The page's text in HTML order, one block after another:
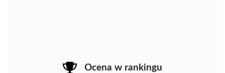
Ocena w rankingu